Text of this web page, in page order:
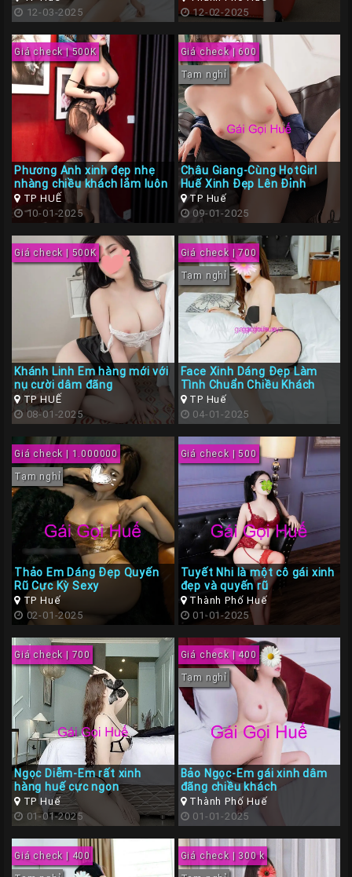
Gọi
Huế
Kiểm
Định
HƯỚNG
CHECKER
Liên
Hệ
Group
Gái
12-03-2025
12-02-2025
Giá check | 500K
Phương Anh xinh đẹp nhẹ
nhàng chiều khách lắm luôn
TP HUẾ
10-01-2025
Giá check | 600
Tạm nghỉ
Châu Giang-Cùng HotGirl
Huế Xinh Đẹp Lên Đỉnh
TP Huế
09-01-2025
Giá check | 500K
Khánh Linh Em hàng mới với
nụ cười dâm đãng
TP HUẾ
08-01-2025
Giá check | 700
Tạm nghỉ
Face Xinh Dáng Đẹp Làm
Tình Chuẩn Chiều Khách
TP Huế
04-01-2025
Giá check | 1.000000
Tạm nghỉ
Thảo Em Dáng Đẹp Quyến
Rũ Cực Kỳ Sexy
TP Huế
02-01-2025
Giá check | 500
Tuyết Nhi là một cô gái xinh
đẹp và quyến rũ
Thành Phố Huế
01-01-2025
Giá check | 700
Ngọc Diễm-Em rất xinh
hàng huế cực ngon
TP Huế
01-01-2025
Giá check | 400
Tạm nghỉ
Bảo Ngọc-Em gái xinh dâm
đãng chiều khách
Thành Phố Huế
01-01-2025
Giá check | 400
Giá check | 300 k